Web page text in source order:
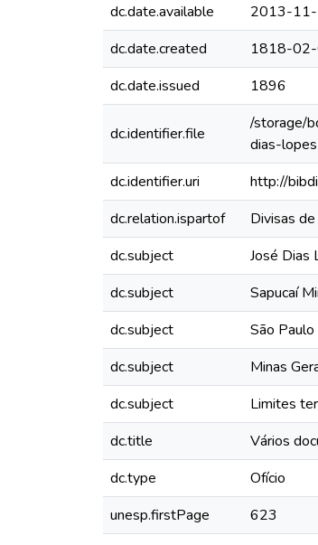
dc.date.available
2013-
dc.date.created
1818-
dc.date.issued
1896
dc.identifier.file
/storage/
dias-
dc.identifier.uri
http://
dc.relation.ispartof
Divisas
dc.subject
José Dias
dc.subject
Sapucaí
dc.subject
São Paulo
dc.subject
Minas
dc.subject
Limites
dc.title
Vários
dc.type
Ofício
unesp.firstPage
623